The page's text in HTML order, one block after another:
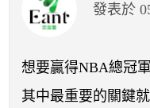
開賽列表
運彩教學專區
發表於
想要贏得NBA總冠
其中最重要的關鍵